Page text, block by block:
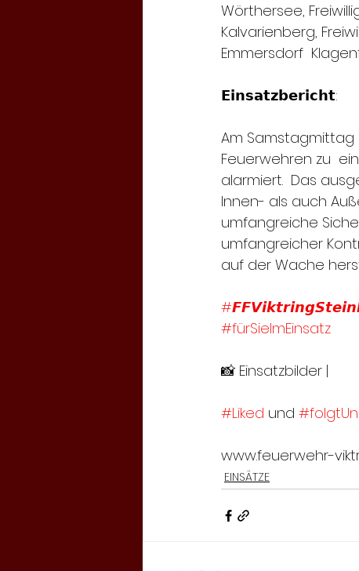
Wörthersee,
Kalvarienberg,
Emmersdorf
𝗘𝗶𝗻𝘀𝗮𝘁𝘇𝗯𝗲𝗿𝗶𝗰𝗵𝘁:
Am
Feuerwehren zu
alarmiert.  Das
Innen- als auch
umfangreiche
umfangreicher
auf der Wache
#fürSieImEinsatz
📸 Einsatzbilder |
#Liked und
www.feuerwehr-
EINSÄTZE